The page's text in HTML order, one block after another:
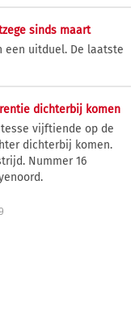
sinds maart
een uitduel. De laatste
dichterbij komen
vijftiende op de
dichterbij komen.
Nummer 16